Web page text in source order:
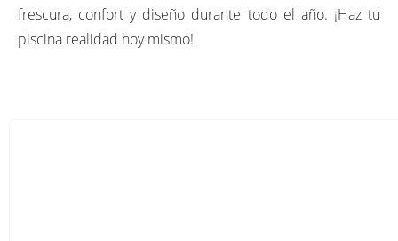
frescura, confort y diseño durante todo el año. ¡Haz tu
piscina realidad hoy mismo!